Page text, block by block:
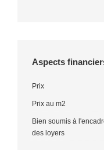
Aspects
Prix
Prix au m2
Bien soumis à
des loyers